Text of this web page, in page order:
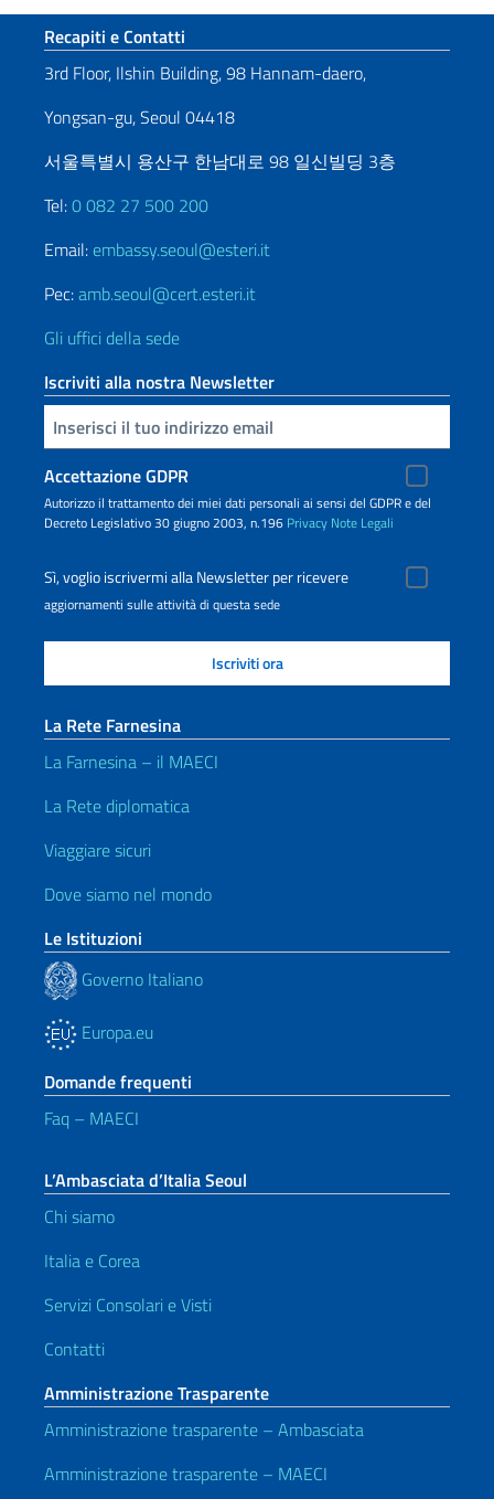
Sezione footer
Recapiti e Contatti
3rd Floor, Ilshin Building, 98 Hannam-daero,
Yongsan-gu, Seoul 04418
서울특별시 용산구 한남대로 98 일신빌딩 3층
Tel:0 082 27 500 200
Email: embassy.seoul@esteri.it
Pec:amb.seoul@cert.esteri.it
Gli uffici della sede
Iscriviti alla nostra Newsletter
Inserisci la tua email
Accettazione GDPR
Autorizzo il trattamento dei miei dati personali ai sensi del GDPR e del
Decreto Legislativo 30 giugno 2003, n.196 Privacy Note Legali
Sì, voglio iscrivermi alla Newsletter per ricevere
aggiornamenti sulle attività di questa sede
La Rete Farnesina
La Farnesina – il MAECI
La Rete diplomatica
Viaggiare sicuri
Dove siamo nel mondo
Le Istituzioni
Governo Italiano
Europa.eu
Domande frequenti
Faq – MAECI
L’Ambasciata d’Italia Seoul
Chi siamo
Italia e Corea
Servizi Consolari e Visti
Contatti
Amministrazione Trasparente
Amministrazione trasparente – Ambasciata
Amministrazione trasparente – MAECI